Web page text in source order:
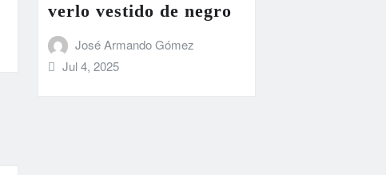
verlo vestido de negro
José Armando Gómez
Jul 4, 2025